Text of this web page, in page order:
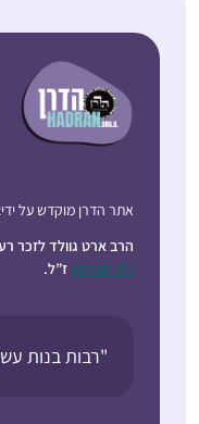
אתר הדרן מוקדש על ידי:
הרב ארט גוולד לזכר
ג’וי רובינסון ז”ל.
"רבות בנות